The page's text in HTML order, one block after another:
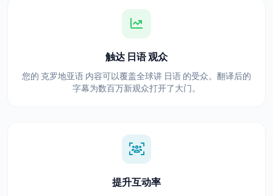
触达 日语 观众
您的 克罗地亚语 内容可以覆盖全球讲 日语 的受众。翻译后的
字幕为数百万新观众打开了大门。
提升互动率